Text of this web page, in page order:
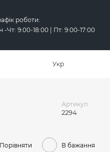
роботи:
-Чт: 9:00-18:00 | Пт: 9:00-17:00
Укр
Артикул
2294
Порівняти В бажання